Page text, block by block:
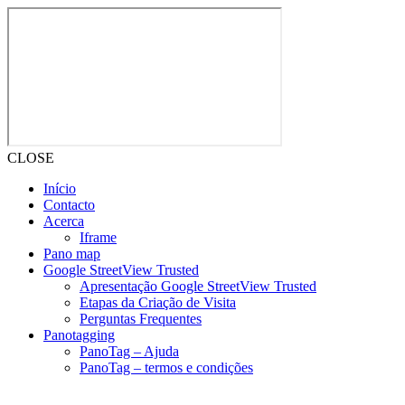
CLOSE
Início
Contacto
Acerca
Iframe
Pano map
Google StreetView Trusted
Apresentação Google StreetView Trusted
Etapas da Criação de Visita
Perguntas Frequentes
Panotagging
PanoTag – Ajuda
PanoTag – termos e condições